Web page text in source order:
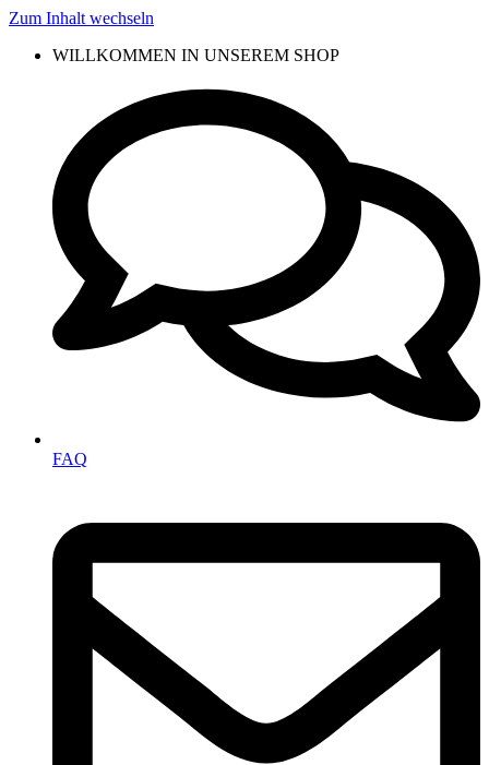
Zum Inhalt wechseln
WILLKOMMEN IN UNSEREM SHOP
FAQ